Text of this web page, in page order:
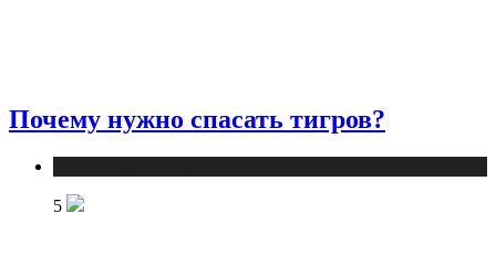
Почему нужно спасать тигров?
5